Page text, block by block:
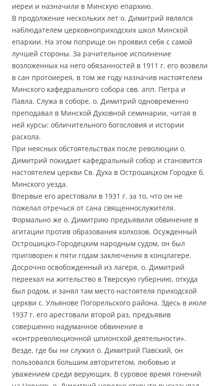
иереи и назначили в Минскую епархию.
В продолжение нескольких лет о. Димитрий являлся
наблюдателем церковноприходских школ Минской
епархии. На этом поприще он проявил себя с самой
лучшей стороны. За рачительное исполнение
возложенных на него обязанностей в 1911 г. его возвели
в сан протоиерея, в том же году назначив настоятелем
Минского кафедрального собора свв. апп. Петра и
Павла. Служа в соборе, о. Димитрий одновременно
преподавал в Минской Духовной семинарии, читая в
ней курсы: обличительного богословия и истории
раскола.
При неясных обстоятельствах после революции о.
Димитрий покидает кафедральный собор и становится
настоятелем церкви Св. Духа в Острошицком Городке б.
Минского уезда.
Впервые его арестовали в 1931 г. за то, что он не
пожелал отречься от сана священнослужителя.
Формально же о. Димитрию предъявили обвинение в
агитации против образования колхозов. Осужденный
Острошицко-Городецким народным судом, он был
приговорен к пяти годам заключения в концлагере.
Досрочно освобожденный из лагеря, о. Димитрий
переехал на жительство в Тверскую губернию, откуда
был родом, и занял там место настоятеля приходской
церкви с. Ульянове Погорельского района. Здесь в июле
1937 г. его арестовали второй раз, предъявив
совершенно надуманное обвинение в
«контрреволюционной шпионской деятельности».
Везде, где бы ни служил о. Димитрий Павский, он
пользовался большим авторитетом, любовью и
уважением среди верующих. В суровое время гонений